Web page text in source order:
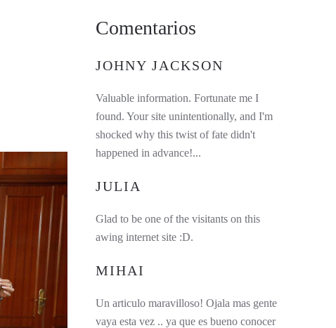
Comentarios
JOHNY JACKSON
Valuable information. Fortunate me I
found. Your site unintentionally, and I'm
shocked why this twist of fate didn't
happened in advance!...
JULIA
Glad to be one of the visitants on this
awing internet site :D.
MIHAI
Un articulo maravilloso! Ojala mas gente
vaya esta vez .. ya que es bueno conocer